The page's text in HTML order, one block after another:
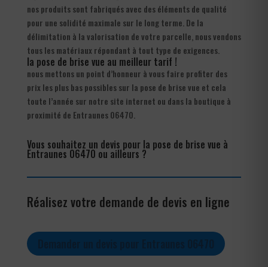
nos produits sont fabriqués avec des éléments de qualité
pour une solidité maximale sur le long terme. De la
délimitation à la valorisation de votre parcelle, nous vendons
tous les matériaux répondant à tout type de exigences.
la pose de brise vue au meilleur tarif !
nous mettons un point d’honneur à vous faire profiter des
prix les plus bas possibles sur la pose de brise vue et cela
toute l’année sur notre site internet ou dans la boutique à
proximité de Entraunes 06470.
Vous souhaitez un devis pour la pose de brise vue à
Entraunes 06470 ou ailleurs ?
Réalisez votre demande de devis en ligne